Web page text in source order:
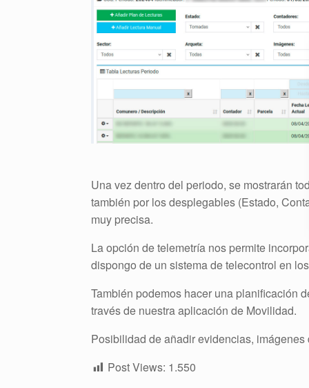
Una vez dentro del periodo, se mostrarán
también por los desplegables (Estado,
muy precisa.
La opción de telemetría nos permite
dispongo de un sistema de telecontrol en
También podemos hacer una planificación
través de nuestra aplicación de Movilidad.
Posibilidad de añadir evidencias, imágenes
Post Views: 1.550